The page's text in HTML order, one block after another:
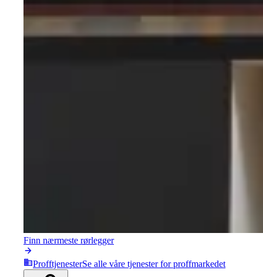
Finn nærmeste rørlegger
ProfftjenesterSe alle våre tjenester for proffmarkedet